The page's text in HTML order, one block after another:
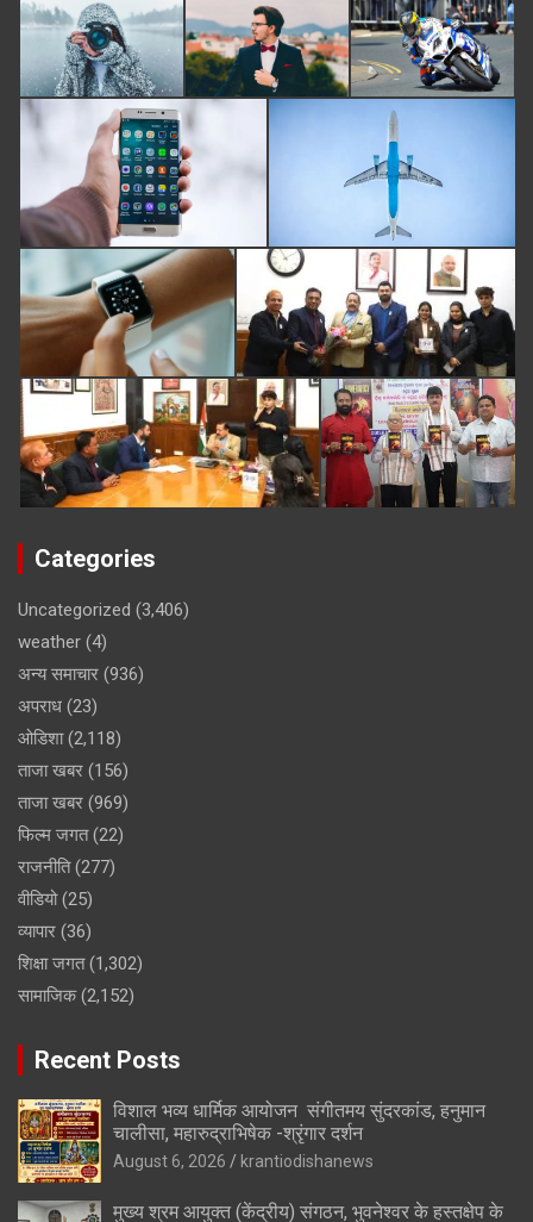
Categories
Uncategorized (3,406)
weather (4)
अन्य समाचार (936)
अपराध (23)
ओडिशा(2,118)
ताजा खबर (156)
ताजा खबर (969)
फिल्म जगत(22)
राजनीति(277)
वीडियो(25)
व्यापार (36)
शिक्षा जगत(1,302)
सामाजिक(2,152)
Recent Posts
विशाल भव्य धार्मिक आयोजन संगीतमय सुंदरकांड, हनुमान
चालीसा, महारुद्राभिषेक -श्रृंगार दर्शन
August 6, 2026 krantiodishanews
मुख्य श्रम आयुक्त (केंद्रीय) संगठन, भुवनेश्वर के हस्तक्षेप के